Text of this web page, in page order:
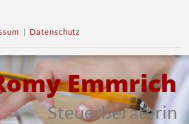
| Datenschutz
Emmrich
Steuerberaterin